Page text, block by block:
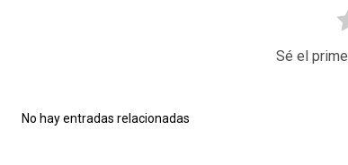
Sé el
No hay entradas relacionadas